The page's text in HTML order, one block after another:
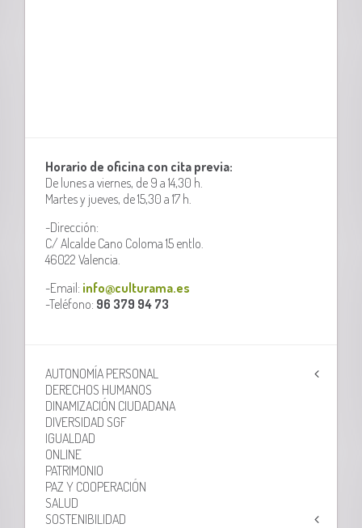
Horario de oficina con cita previa:
De lunes a viernes, de 9 a 14,30 h.
Martes y jueves, de 15,30 a 17 h.
-Dirección:
C/ Alcalde Cano Coloma 15 entlo.
46022 Valencia.
-Email: info@culturama.es
-Teléfono: 96 379 94 73
AUTONOMÍA PERSONAL
DERECHOS HUMANOS
DINAMIZACIÓN CIUDADANA
DIVERSIDAD SGF
IGUALDAD
ONLINE
PATRIMONIO
PAZ Y COOPERACIÓN
SALUD
SOSTENIBILIDAD